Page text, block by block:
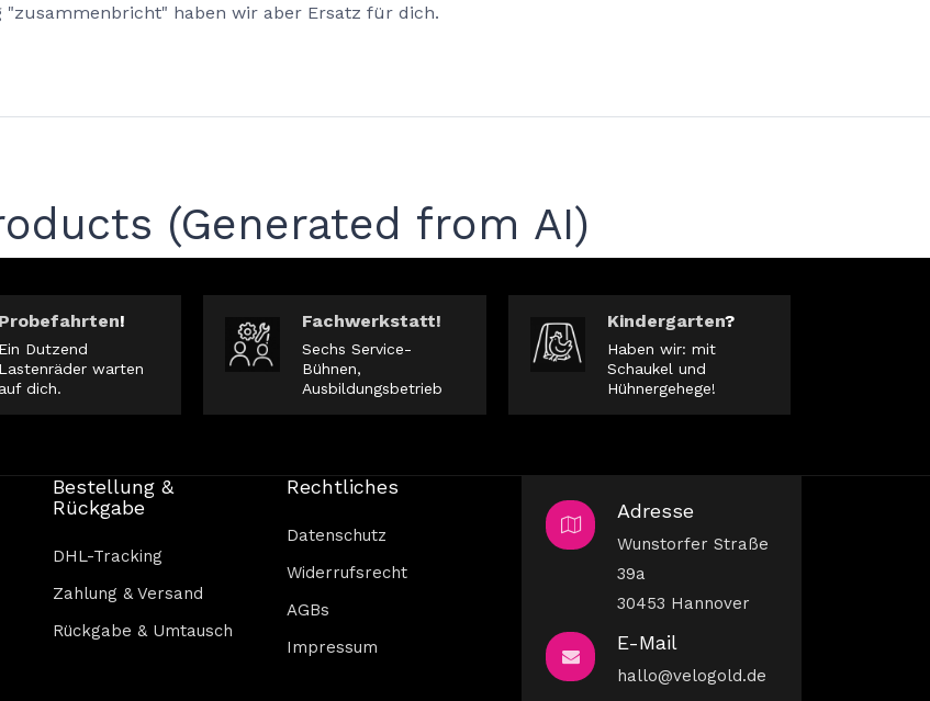
haben wir aber Ersatz für dich.
(Generated from AI)
Probefahrten!
Ein Dutzend
Lastenräder warten
auf dich.
Fachwerkstatt!
Sechs Service-
Bühnen,
Ausbildungsbetrieb
Kindergarten?
Haben wir: mit
Schaukel und
Hühnergehege!
Bestellung &
Rückgabe
DHL-Tracking
Zahlung & Versand
Rückgabe & Umtausch
Rechtliches
Datenschutz
Widerrufsrecht
AGBs
Impressum
Adresse
Wunstorfer Straße
39a
30453 Hannover
E-Mail
hallo@velogold.de